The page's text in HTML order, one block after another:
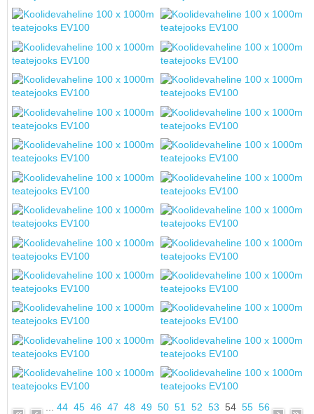
44 45 46 47 48 49 50 51 52 53 54 55 56